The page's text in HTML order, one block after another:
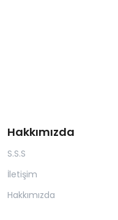
Hakkımızda
S.S.S
İletişim
Hakkımızda